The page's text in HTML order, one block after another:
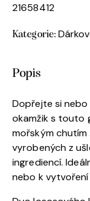
21658412
Kategorie:
Popis
Dopřejte si
okamžik s touto
mořským chutím
vyrobených z
ingrediencí.
nebo k